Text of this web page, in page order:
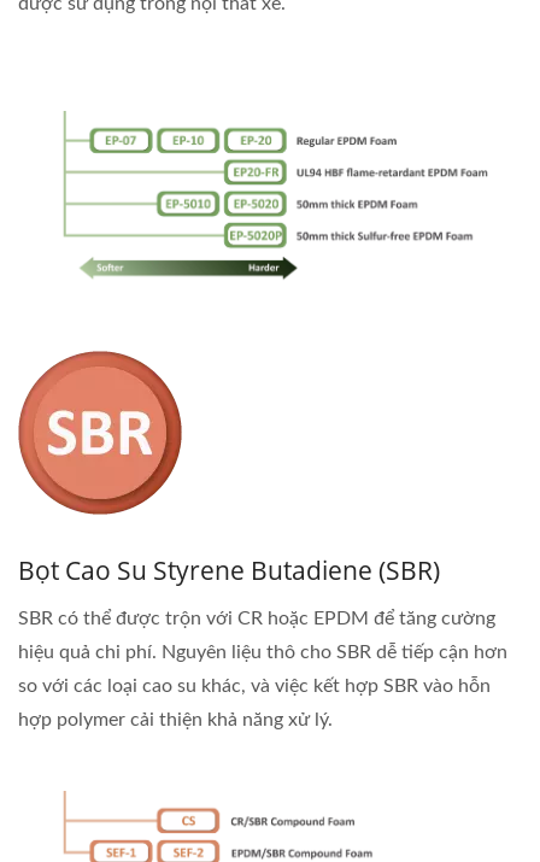
Bọt Cao Su Styrene Butadiene (SBR)
SBR có thể được trộn với CR hoặc EPDM để tăng cường
hiệu quả chi phí. Nguyên liệu thô cho SBR dễ tiếp cận hơn
so với các loại cao su khác, và việc kết hợp SBR vào hỗn
hợp polymer cải thiện khả năng xử lý.